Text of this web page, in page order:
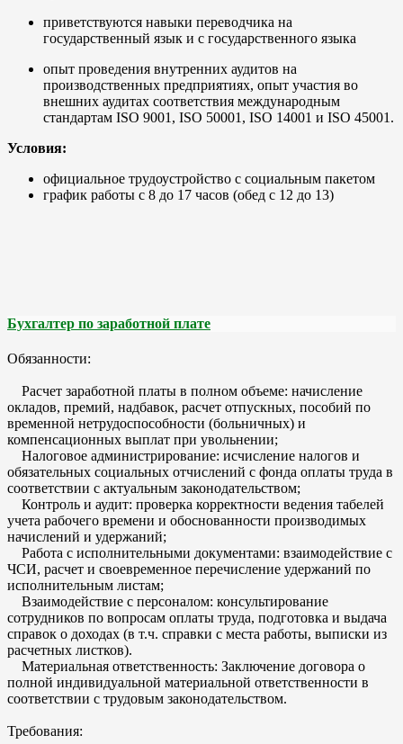
приветствуются навыки переводчика на
государственный язык и с государственного языка
опыт проведения внутренних аудитов на
производственных предприятиях, опыт участия во
внешних аудитах соответствия международным
стандартам ISO 9001, ISO 50001, ISO 14001 и ISO 45001.
Условия:
официальное трудоустройство с социальным пакетом
график работы с 8 до 17 часов (обед с 12 до 13)
Бухгалтер по заработной плате
Обязанности:
Расчет заработной платы в полном объеме: начисление
окладов, премий, надбавок, расчет отпускных, пособий по
временной нетрудоспособности (больничных) и
компенсационных выплат при увольнении;
Налоговое администрирование: исчисление налогов и
обязательных социальных отчислений с фонда оплаты труда в
соответствии с актуальным законодательством;
Контроль и аудит: проверка корректности ведения табелей
учета рабочего времени и обоснованности производимых
начислений и удержаний;
Работа с исполнительными документами: взаимодействие с
ЧСИ, расчет и своевременное перечисление удержаний по
исполнительным листам;
Взаимодействие с персоналом: консультирование
сотрудников по вопросам оплаты труда, подготовка и выдача
справок о доходах (в т.ч. справки с места работы, выписки из
расчетных листков).
Материальная ответственность: Заключение договора о
полной индивидуальной материальной ответственности в
соответствии с трудовым законодательством.
Требования: